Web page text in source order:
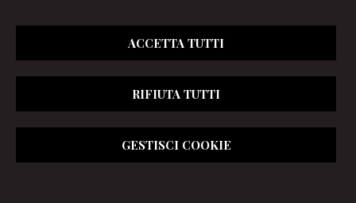
ACCETTA TUTTI
RIFIUTA TUTTI
GESTISCI COOKIE
Studio Patria
Consulenza Fiscale - Societaria - Lavoro
© 2026 Copyright Studio Patria . Tutti i diritti riservati | P.IVA
11959510014 |Gestisci Cookie-Sitemap-Privacy-Cookie